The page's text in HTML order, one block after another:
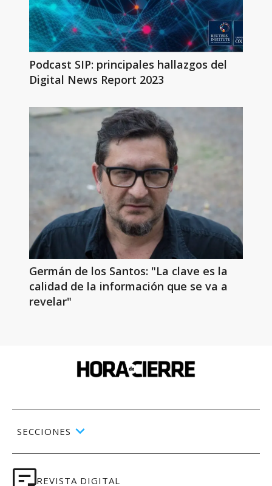
Podcast SIP: principales hallazgos del
Digital News Report 2023
Germán de los Santos: "La clave es la
calidad de la información que se va a
revelar"
REVISTA DIGITAL
SECCIONES